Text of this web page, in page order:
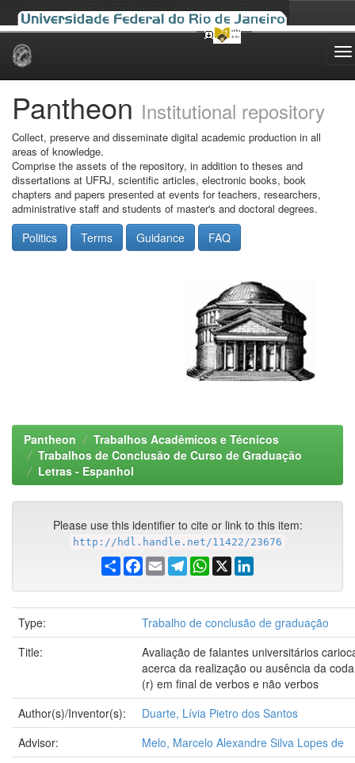
Skip
Pantheon Institutional repository
Collect, preserve and disseminate digital academic production in all
areas of knowledge.
Comprise the assets of the repository, in addition to theses and
dissertations at UFRJ, scientific articles, electronic books, book
chapters and papers presented at events for teachers, researchers,
administrative staff and students of master's and doctoral degrees.
Politics Terms Guidance FAQ
Pantheon
Trabalhos Acadêmicos e Técnicos
Trabalhos de Conclusão de Curso de Graduação
Letras - Espanhol
Please use this identifier to cite or link to this item:
http://hdl.handle.net/11422/23676
ShareFacebook
EmailTelegramWhatsApp
X
Type:
Trabalho de conclusão de graduação
Title:
Avaliação de falantes universitários
acerca da realização ou ausência da coda
(r) em final de verbos e não verbos
Author(s)/Inventor(s):
Duarte, Lívia Pietro dos Santos
Advisor:
Melo, Marcelo Alexandre Silva Lopes de